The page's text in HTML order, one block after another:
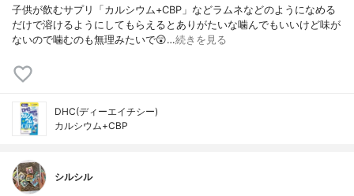
子供が飲むサプリ「カルシウム+CBP」などラムネなどのようになめる
だけで溶けるようにしてもらえるとありがたいな噛んでもいいけど味が
ないので噛むのも無理みたいで😲…続きを見る
DHC(ディーエイチシー)
カルシウム+CBP
シルシル